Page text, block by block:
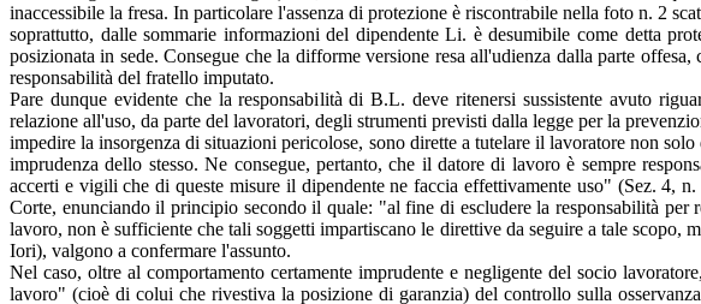
inaccessibile la fresa. In particolare l'assenza di protezione è riscontrabile nella foto n. 2
soprattutto, dalle sommarie informazioni del dipendente Li. è desumibile come detta
posizionata in sede. Consegue che la difforme versione resa all'udienza dalla parte
responsabilità del fratello imputato.
Pare dunque evidente che la responsabilità di B.L. deve ritenersi sussistente avuto
relazione all'uso, da parte del lavoratori, degli strumenti previsti dalla legge per la
impedire la insorgenza di situazioni pericolose, sono dirette a tutelare il lavoratore non
imprudenza dello stesso. Ne consegue, pertanto, che il datore di lavoro è sempre
accerti e vigili che di queste misure il dipendente ne faccia effettivamente uso" (Sez. 4,
Corte, enunciando il principio secondo il quale: "al fine di escludere la responsabilità per
lavoro, non è sufficiente che tali soggetti impartiscano le direttive da seguire a tale scopo,
Iori), valgono a confermare l'assunto.
Nel caso, oltre al comportamento certamente imprudente e negligente del socio
lavoro" (cioè di colui che rivestiva la posizione di garanzia) del controllo sulla